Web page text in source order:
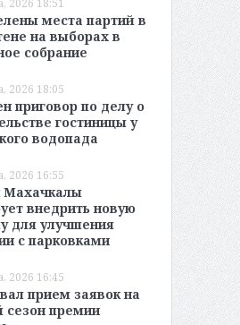
места партий в
на выборах в
собрание
2026 18:05
приговор по делу о
гостиницы у
водопада
2026 16:55
Махачкалы
внедрить новую
для улучшения
с парковками
2026 16:45
прием заявок на
сезон премии